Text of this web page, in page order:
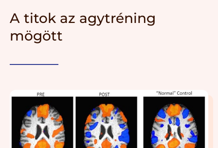
A titok az agytréning
mögött